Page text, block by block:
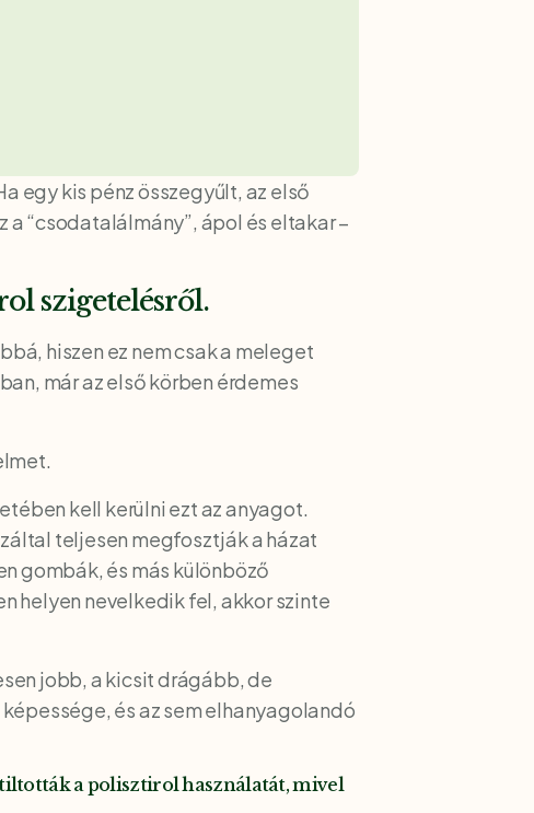
egy kis pénz összegyűlt, az első
“csodatalálmány”, ápol és eltakar –
szigetelésről.
hiszen ez nem csak a meleget
már az első körben érdemes
kell kerülni ezt az anyagot.
teljesen megfosztják a házat
gombák, és más különböző
helyen nevelkedik fel, akkor szinte
jobb, a kicsit drágább, de
és az sem elhanyagolandó
a polisztirol használatát, mivel